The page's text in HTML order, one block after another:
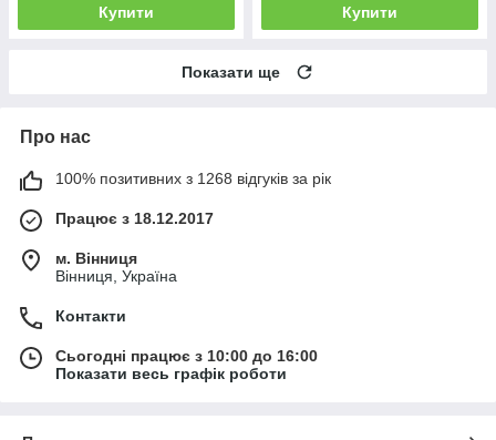
Купити Купити
Показати ще
Про нас
100% позитивних з 1268 відгуків за рік
Працює з 18.12.2017
м. Вінниця
Вінниця, Україна
Контакти
Сьогодні працює з 10:00 до 16:00
Показати весь графік роботи